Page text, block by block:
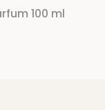
100 ml